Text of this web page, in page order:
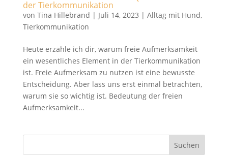
der Tierkommunikation
von Tina Hillebrand | Juli 14, 2023 | Alltag mit Hund,
Tierkommunikation
Heute erzähle ich dir, warum freie Aufmerksamkeit
ein wesentliches Element in der Tierkommunikation
ist. Freie Aufmerksam zu nutzen ist eine bewusste
Entscheidung. Aber lass uns erst einmal betrachten,
warum sie so wichtig ist. Bedeutung der freien
Aufmerksamkeit...